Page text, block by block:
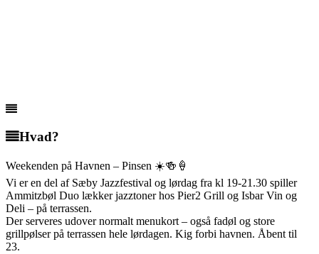
Hvad?
Weekenden på Havnen – Pinsen ☀️🍻🍦
Vi er en del af Sæby Jazzfestival og lørdag fra kl 19-21.30 spiller
Ammitzbøl Duo lækker jazztoner hos Pier2 Grill og Isbar Vin og
Deli – på terrassen.
Der serveres udover normalt menukort – også fadøl og store
grillpølser på terrassen hele lørdagen. Kig forbi havnen. Åbent til
23.